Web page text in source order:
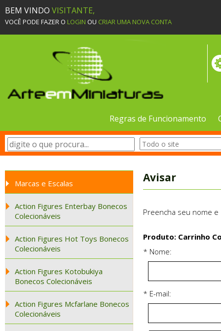
BEM VINDO VISITANTE,
VOCÊ PODE FAZER O LOGIN OU CRIAR UMA NOVA CONTA
Regras de Funcionamento
Marcas e Escalas
Action Figures Enterbay Bonecos
Colecionáveis
Action Figures Hot Toys Bonecos
Colecionáveis
Action Figures Kotobukiya
Bonecos Colecionáveis
Action Figures Mcfarlane Bonecos
Colecionáveis
Avisar
Preencha seu nome
Produto: Carrinho
* Nome:
* E-mail: